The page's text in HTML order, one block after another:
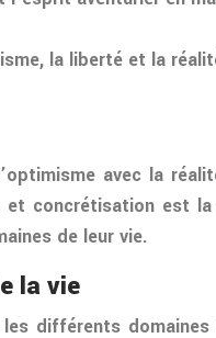
la liberté et la
avec la
concrétisation est
de leur vie.
la vie
différents